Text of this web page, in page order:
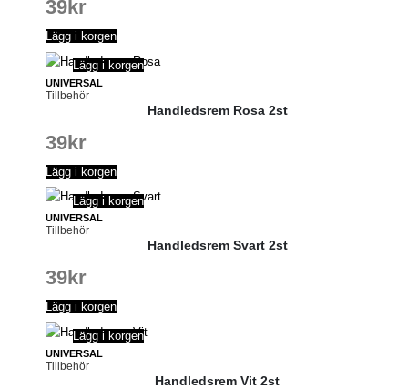
39kr
Lägg i korgen
UNIVERSAL
Tillbehör
Lägg i korgen
Handledsrem Rosa 2st
39kr
Lägg i korgen
UNIVERSAL
Tillbehör
Lägg i korgen
Handledsrem Svart 2st
39kr
Lägg i korgen
UNIVERSAL
Tillbehör
Lägg i korgen
Handledsrem Vit 2st